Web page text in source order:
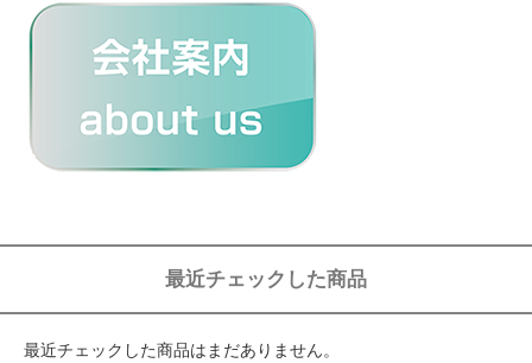
最近チェックした商品
最近チェックした商品はまだありません。